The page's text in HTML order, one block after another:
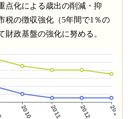
点化による歳出の削減・抑
税の徴収強化（5年間で1％の
財政基盤の強化に努める。